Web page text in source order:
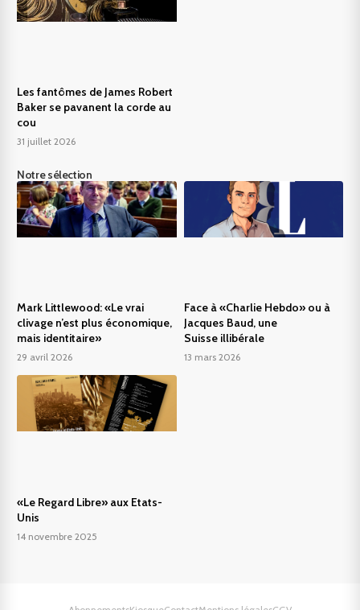
Les fantômes de James Robert
Baker se pavanent la corde au
cou
31 juillet 2026
Notre sélection
Mark Littlewood: «Le vrai
clivage n’est plus économique,
mais identitaire»
29 avril 2026
Face à «Charlie Hebdo» ou à
Jacques Baud, une
Suisse illibérale
13 mars 2026
«Le Regard Libre» aux Etats-
Unis
14 novembre 2025